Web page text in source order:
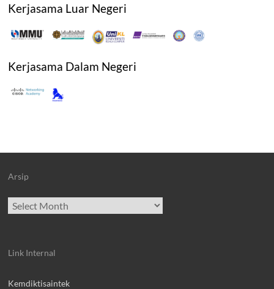
Kerjasama Luar Negeri
Kerjasama Dalam Negeri
Arsip
Archives
Link Internal
Kemdiktisaintek